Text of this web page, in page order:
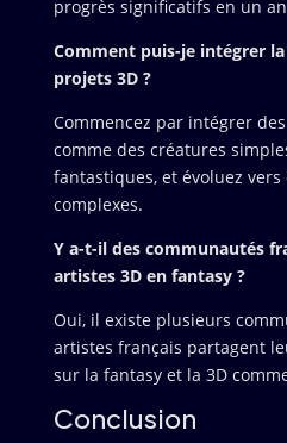
progrès significatifs en un
Comment puis-je intégrer
projets 3D ?
Commencez par intégrer
comme des créatures
fantastiques, et évoluez vers
complexes.
Y a-t-il des communautés
artistes 3D en fantasy ?
Oui, il existe plusieurs
artistes français partagent
sur la fantasy et la 3D
Conclusion